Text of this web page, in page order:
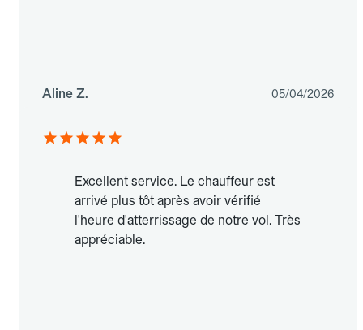
Aline Z. 05/04/2026
Excellent service. Le chauffeur est
arrivé plus tôt après avoir vérifié
l'heure d'atterrissage de notre vol. Très
appréciable.